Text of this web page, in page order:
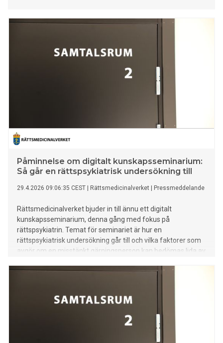
Påminnelse om digitalt kunskapsseminarium:
Så går en rättspsykiatrisk undersökning till
29.4.2026 09:06:35 CEST Rättsmedicinalverket Pressmeddelande
Rättsmedicinalverket bjuder in till ännu ett digitalt
kunskapsseminarium, denna gång med fokus på
rättspsykiatrin. Temat för seminariet är hur en
rättspsykiatrisk undersökning går till och vilka faktorer som
avgör om en misstänkt gärningsperson kan bedömas lida av